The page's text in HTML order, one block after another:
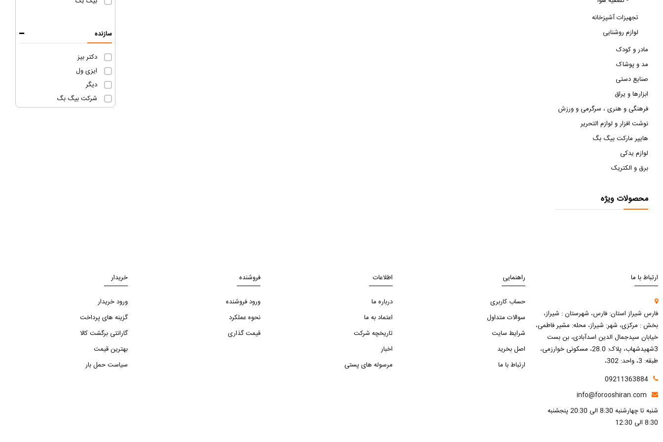
سازنده
دکتر بیز
ایزی ول
دیگر
شرکت بیگ بگ
تجهیزات آشپزخانه
لوازم روشنایی
مادر و کودک
مد و پوشاک
صنایع دستی
ابزارها و یراق
فرهنگی و هنری ، سرگرمی و ورزش
نوشت افزار و لوازم التحریر
هایپر مارکت بیگ بگ
لوازم یدکی
برق و الکتریک
محصولات ویژه
ارتباط با ما
فارس شیراز استان: فارس، شهرستان : شیراز،
بخش : مرکزی، شهر: شیراز، محله: مشیر فاطمی،
خیابان سیدجمال الدین اسدآبادی، بن بست
3شهیدشهاب، پلاک: 28.0، مسکونی خوارزمی،
طبقه: 3، واحد: 302،
09211363884
info@forooshiran.com
شنبه تا چهارشنبه 8:30 الی 20:30 پنجشنبه
8:30 الی 12:30
راهنمایی
حساب کاربری
سوالات متداول
شرایط سایت
اصل بخرید
ارتباط با ما
اطلاعات
درباره ما
اعتماد به ما
تاریخچه شرکت
اخبار
مرسوله های پستی
فروشنده
ورود فروشنده
نحوه عملکرد
قیمت گذاری
خریدار
ورود خریدار
گزینه های پرداخت
گارانتی برگشت کالا
بهترین قیمت
سیاست حمل بار